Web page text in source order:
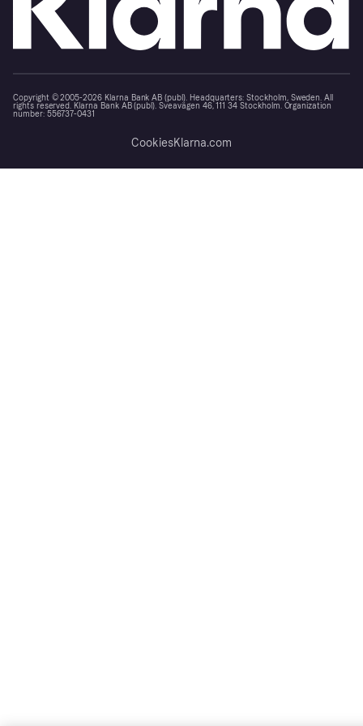
Copyright © 2005-2026 Klarna Bank AB (publ). Headquarters: Stockholm, Sweden. All
rights reserved. Klarna Bank AB (publ). Sveavägen 46, 111 34 Stockholm. Organization
number: 556737-0431
CookiesKlarna.com